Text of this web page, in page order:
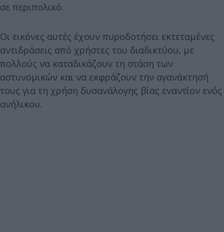
σε περιπολικό.
Οι εικόνες αυτές έχουν πυροδοτήσει εκτεταμένες
αντιδράσεις από χρήστες του διαδικτύου, με
πολλούς να καταδικάζουν τη στάση των
αστυνομικών και να εκφράζουν την αγανάκτησή
τους για τη χρήση δυσανάλογης βίας εναντίον ενός
ανήλικου.